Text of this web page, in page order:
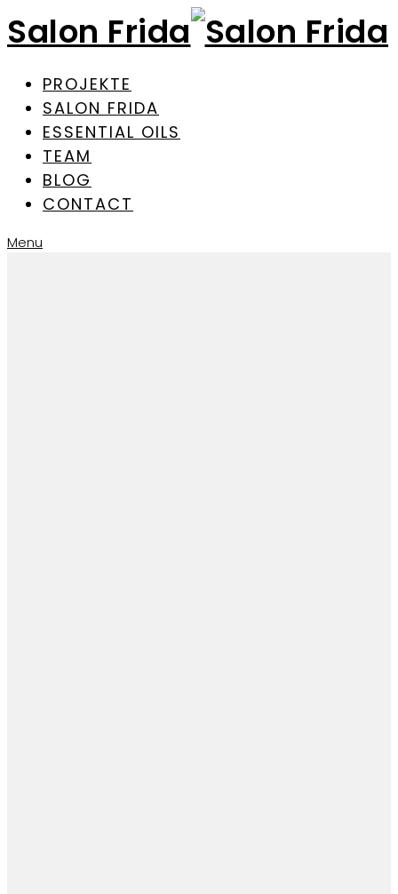
Salon Frida
PROJEKTE
SALON FRIDA
ESSENTIAL OILS
TEAM
BLOG
CONTACT
Menu